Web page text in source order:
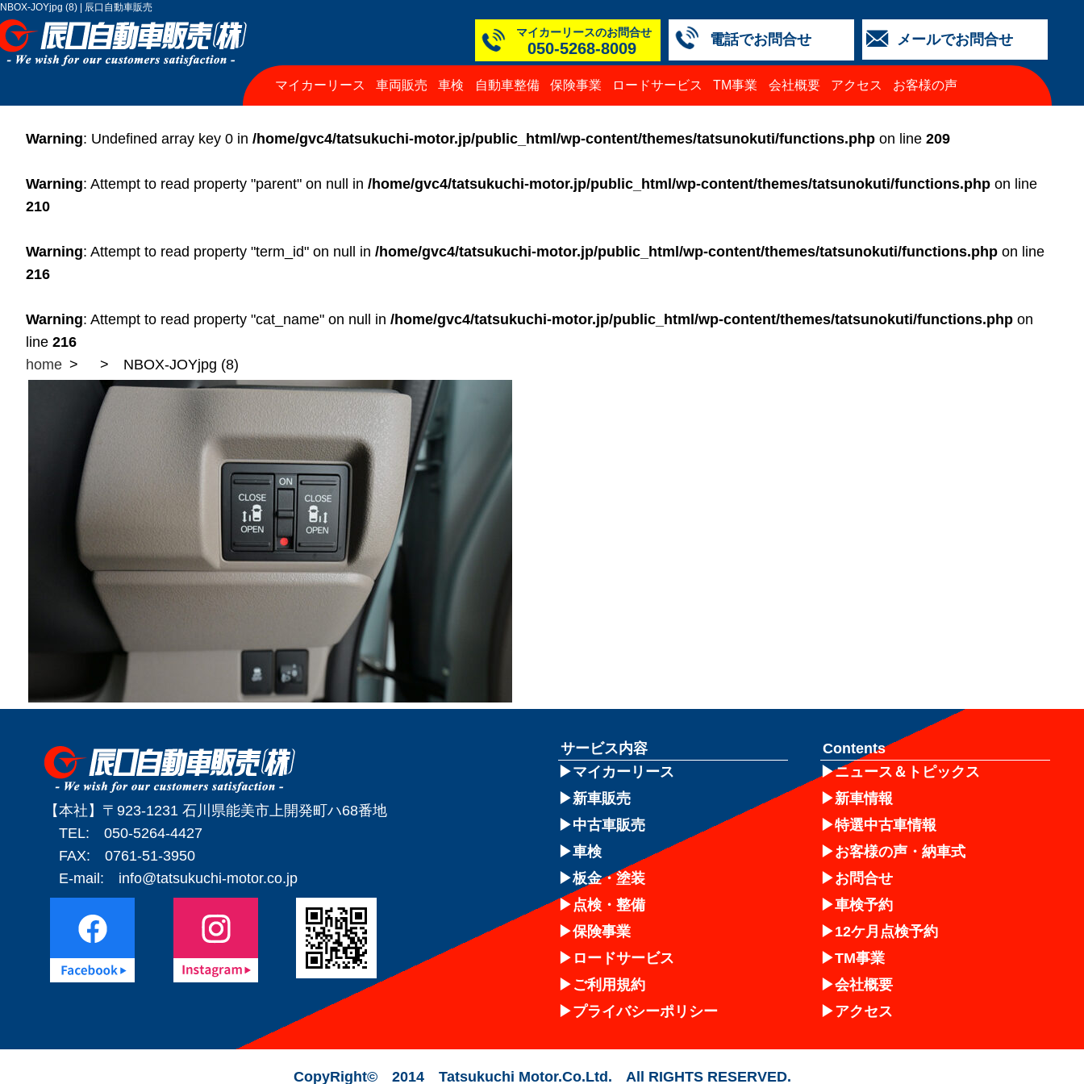
NBOX-JOYjpg (8) | 辰口自動車販売
メールでお問合せ
電話でお問合せ
050-5264-4427
050-5268-8009
076-233-2318
076-255-0024
0776-33-2424
050-5264-4430
マイカーリースのお問合せ
050-5268-8009
マイカーリース 車両販売 車検 自動車整備 保険事業 ロードサービス TM事業 会社概要 アクセス お客様の声
Warning: Undefined array key 0 in /home/gvc4/tatsukuchi-motor.jp/public_html/wp-content/themes/tatsunokuti/functions.php on line 209
Warning: Attempt to read property "parent" on null in /home/gvc4/tatsukuchi-motor.jp/public_html/wp-content/themes/tatsunokuti/functions.php on line
210
Warning: Attempt to read property "term_id" on null in /home/gvc4/tatsukuchi-motor.jp/public_html/wp-content/themes/tatsunokuti/functions.php on line
216
Warning: Attempt to read property "cat_name" on null in /home/gvc4/tatsukuchi-motor.jp/public_html/wp-content/themes/tatsunokuti/functions.php on
line 216
home
NBOX-JOYjpg (8)
【本社】〒923-1231 石川県能美市上開発町ハ68番地
TEL: 050-5264-4427
FAX: 0761-51-3950
E-mail: info@tatsukuchi-motor.co.jp
サービス内容
マイカーリース
新車販売
中古車販売
車検
板金・塗装
点検・整備
保険事業
ロードサービス
ご利用規約
プライバシーポリシー
Contents
ニュース＆トピックス
新車情報
特選中古車情報
お客様の声・納車式
お問合せ
車検予約
12ケ月点検予約
TM事業
会社概要
アクセス
CopyRight© 2014 Tatsukuchi Motor.Co.Ltd. All RIGHTS RESERVED.